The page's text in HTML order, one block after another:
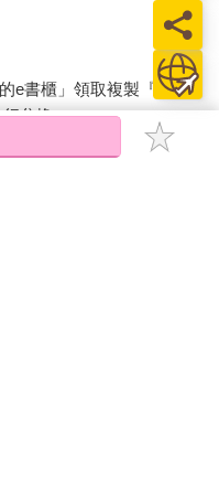
e書櫃」領取複製『兌換
兌換。
電子書僅能以金石堂專屬